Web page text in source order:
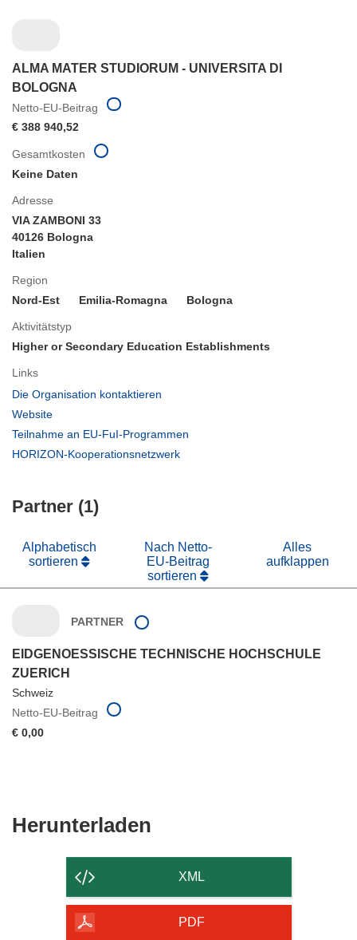
ALMA MATER STUDIORUM - UNIVERSITA DI
BOLOGNA
Netto-EU-Beitrag
€ 388 940,52
Adresse
VIA ZAMBONI 33
40126 Bologna
Italien
Region
Nord-Est
Emilia-Romagna Bologna
Aktivitätstyp
Higher or Secondary Education Establishments
Links
Die Organisation kontaktieren
Website
in
Fenster)
Teilnahme an EU-FuI-Programmen
HORIZON-Kooperationsnetzwerk
Gesamtkosten
Keine Daten
Partner (1)
Alphabetisch
sortieren
Nach Netto-
EU-Beitrag
sortieren
Alles
aufklappen
PARTNER
EIDGENOESSISCHE TECHNISCHE HOCHSCHULE
ZUERICH
Schweiz
Netto-EU-Beitrag
€ 0,00
Herunterladen
der
Seite
herunterladen
XML
PDF